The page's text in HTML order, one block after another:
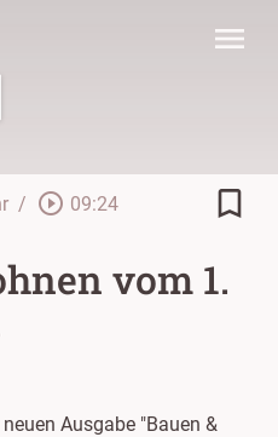
menu
/ play_circle_outline 09:24 bookmark_border
vom 1.
Ausgabe "Bauen &